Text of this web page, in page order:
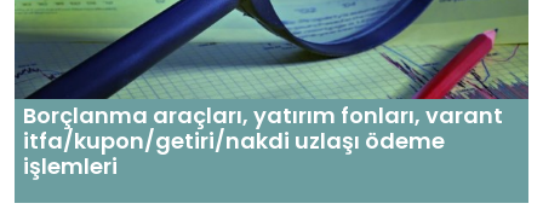
Borçlanma araçları, yatırım fonları, varant
itfa/kupon/getiri/nakdi uzlaşı ödeme
işlemleri